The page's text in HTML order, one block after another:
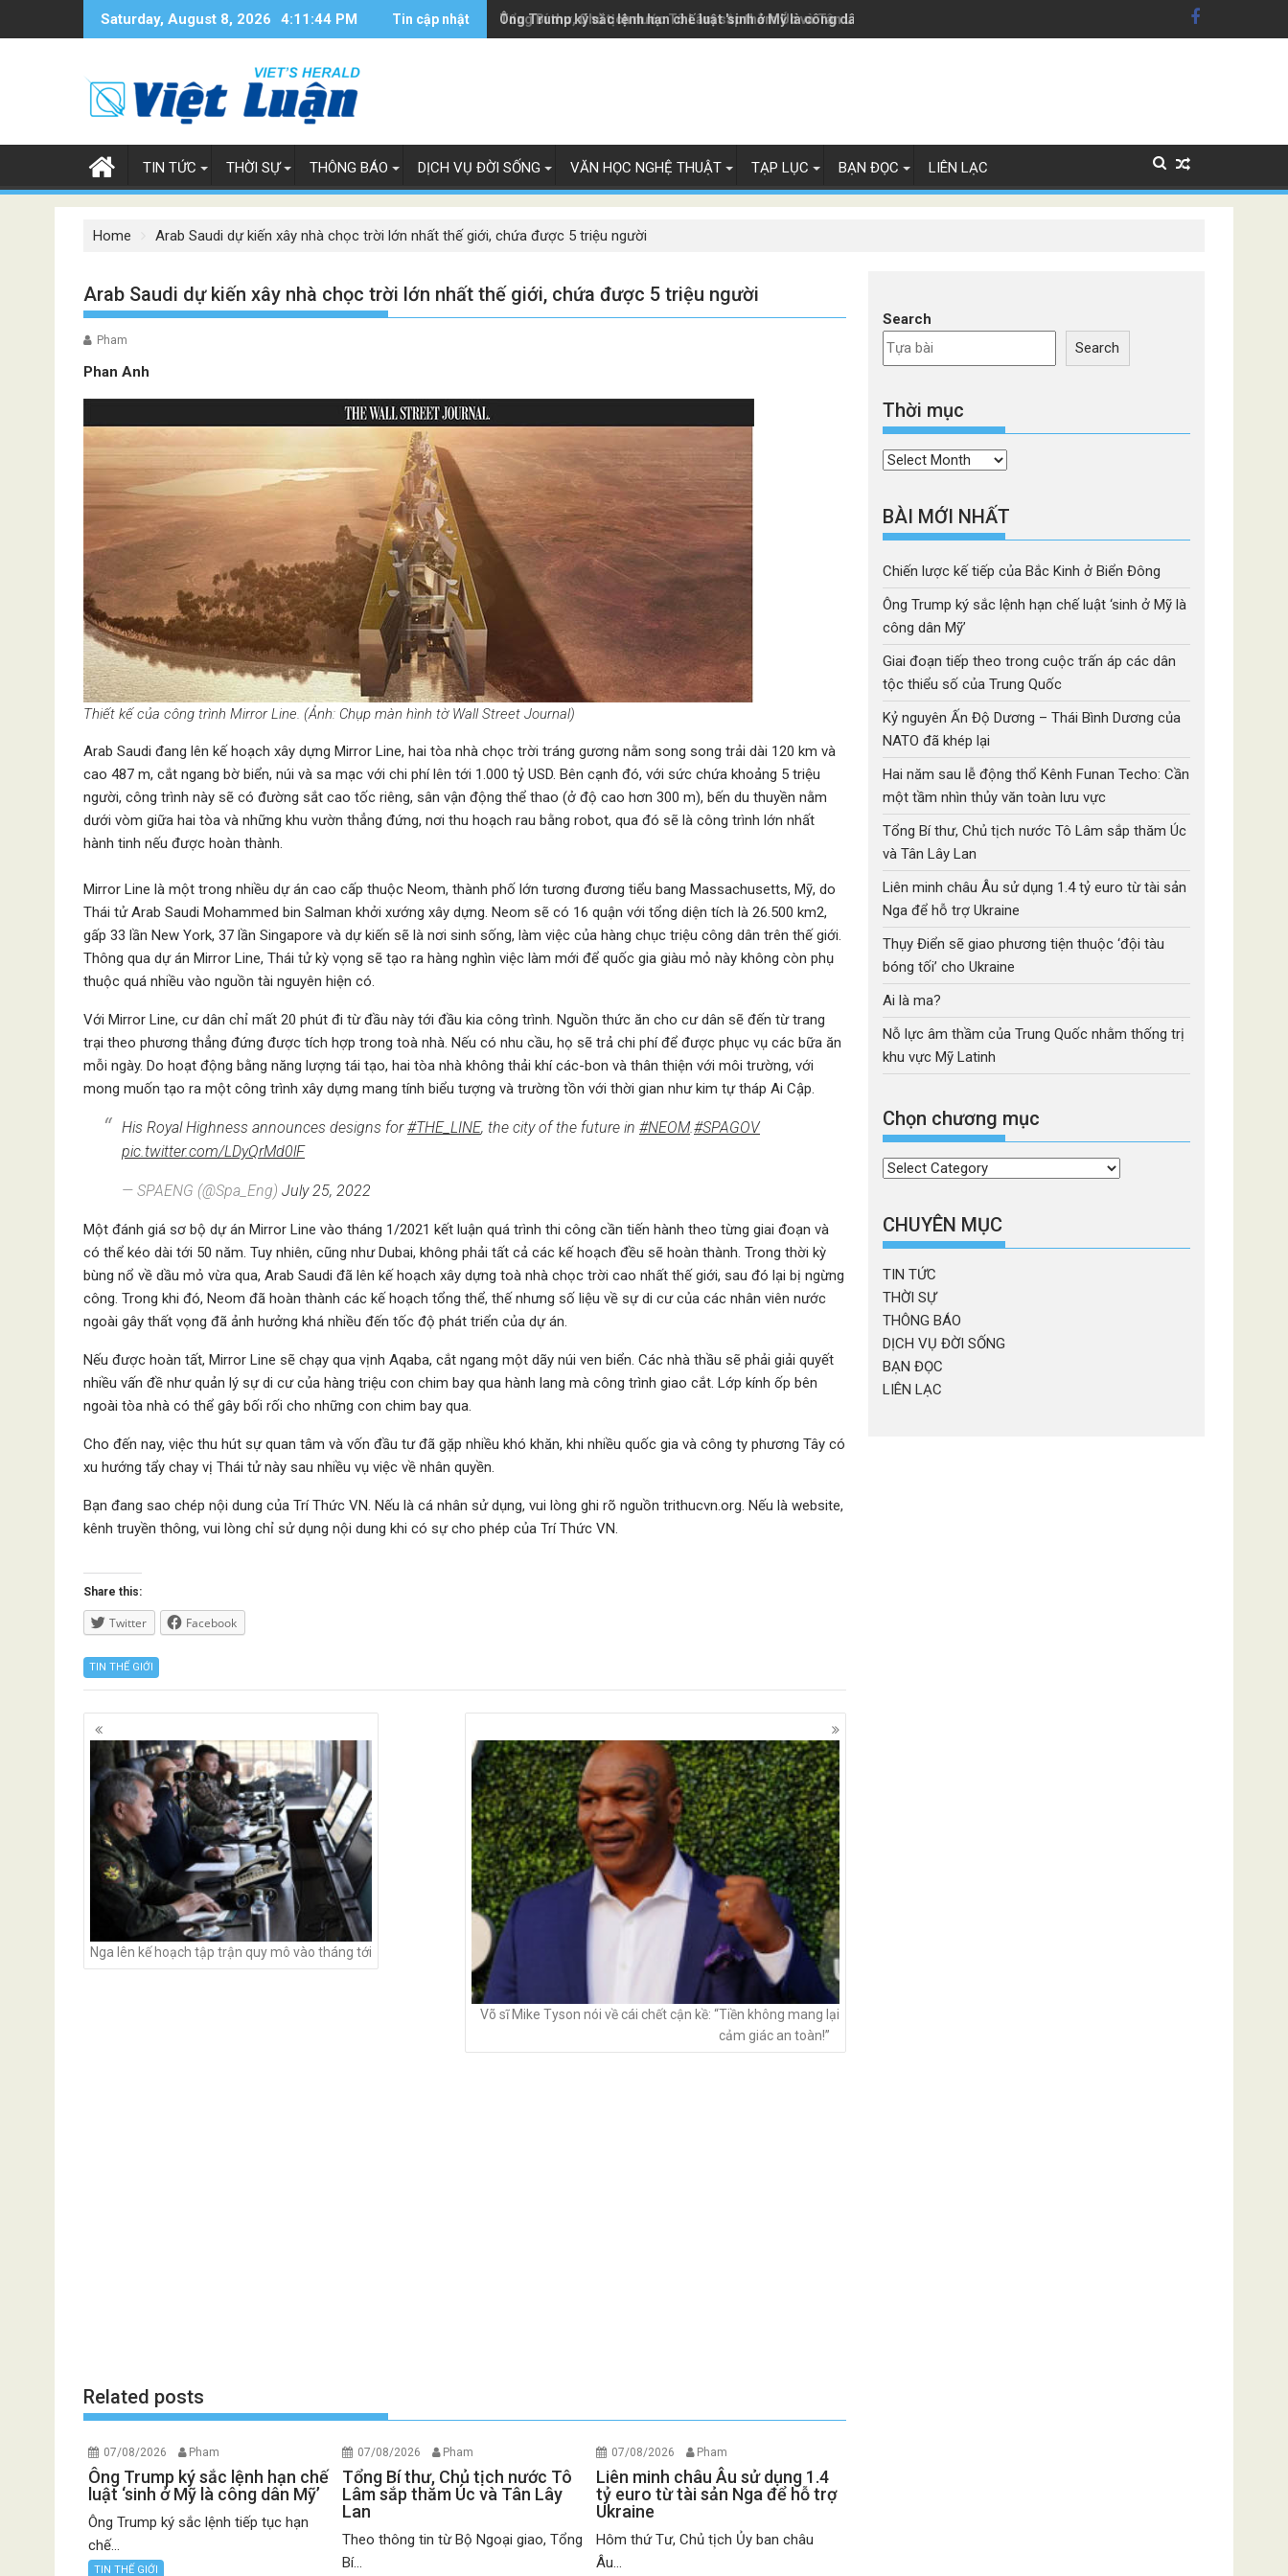
Saturday, August 8, 2026 4:11:45 PM Tin cập nhật Ông Trump ký sắc lệnh hạn chế luật 'sinh ở Mỹ là công dân Mỹ'
Tổng Bí thư, Chủ tịch nước Tô Lâm sắp thăm Úc và Tân Lây Lan
TIN TỨC THỜI SỰ THÔNG BÁO DỊCH VỤ ĐỜI SỐNG VĂN HỌC NGHỆ THUẬT TẠP LỤC BẠN ĐỌC LIÊN LẠC
Home Arab Saudi dự kiến xây nhà chọc trời lớn nhất thế giới, chứa được 5 triệu người
Arab Saudi dự kiến xây nhà chọc trời lớn nhất thế giới, chứa được 5 triệu người
Pham
Phan Anh
Thiết kế của công trình Mirror Line. (Ảnh: Chụp màn hình tờ Wall Street Journal)
Arab Saudi đang lên kế hoạch xây dựng Mirror Line, hai tòa nhà chọc trời tráng gương nằm song song trải dài 120 km và
cao 487 m, cắt ngang bờ biển, núi và sa mạc với chi phí lên tới 1.000 tỷ USD. Bên cạnh đó, với sức chứa khoảng 5 triệu
người, công trình này sẽ có đường sắt cao tốc riêng, sân vận động thể thao (ở độ cao hơn 300 m), bến du thuyền nằm
dưới vòm giữa hai tòa và những khu vườn thẳng đứng, nơi thu hoạch rau bằng robot, qua đó sẽ là công trình lớn nhất
hành tinh nếu được hoàn thành.
Mirror Line là một trong nhiều dự án cao cấp thuộc Neom, thành phố lớn tương đương tiểu bang Massachusetts, Mỹ, do
Thái tử Arab Saudi Mohammed bin Salman khởi xướng xây dựng. Neom sẽ có 16 quận với tổng diện tích là 26.500 km2,
gấp 33 lần New York, 37 lần Singapore và dự kiến sẽ là nơi sinh sống, làm việc của hàng chục triệu công dân trên thế giới.
Thông qua dự án Mirror Line, Thái tử kỳ vọng sẽ tạo ra hàng nghìn việc làm mới để quốc gia giàu mỏ này không còn phụ
thuộc quá nhiều vào nguồn tài nguyên hiện có.
Với Mirror Line, cư dân chỉ mất 20 phút đi từ đầu này tới đầu kia công trình. Nguồn thức ăn cho cư dân sẽ đến từ trang
trại theo phương thẳng đứng được tích hợp trong toà nhà. Nếu có nhu cầu, họ sẽ trả chi phí để được phục vụ các bữa ăn
mỗi ngày. Do hoạt động bằng năng lượng tái tạo, hai tòa nhà không thải khí các-bon và thân thiện với môi trường, với
mong muốn tạo ra một công trình xây dựng mang tính biểu tượng và trường tồn với thời gian như kim tự tháp Ai Cập.
His Royal Highness announces designs for#THE_LINE, the city of the future in #NEOM.#SPAGOV
pic.twitter.com/LDyQrMd0lF
— SPAENG (@Spa_Eng) July 25, 2022
Một đánh giá sơ bộ dự án Mirror Line vào tháng 1/2021 kết luận quá trình thi công cần tiến hành theo từng giai đoạn và
có thể kéo dài tới 50 năm. Tuy nhiên, cũng như Dubai, không phải tất cả các kế hoạch đều sẽ hoàn thành. Trong thời kỳ
bùng nổ về dầu mỏ vừa qua, Arab Saudi đã lên kế hoạch xây dựng toà nhà chọc trời cao nhất thế giới, sau đó lại bị ngừng
công. Trong khi đó, Neom đã hoàn thành các kế hoạch tổng thể, thế nhưng số liệu về sự di cư của các nhân viên nước
ngoài gây thất vọng đã ảnh hưởng khá nhiều đến tốc độ phát triển của dự án.
Nếu được hoàn tất, Mirror Line sẽ chạy qua vịnh Aqaba, cắt ngang một dãy núi ven biển. Các nhà thầu sẽ phải giải quyết
nhiều vấn đề như quản lý sự di cư của hàng triệu con chim bay qua hành lang mà công trình giao cắt. Lớp kính ốp bên
ngoài tòa nhà có thể gây bối rối cho những con chim bay qua.
Cho đến nay, việc thu hút sự quan tâm và vốn đầu tư đã gặp nhiều khó khăn, khi nhiều quốc gia và công ty phương Tây có
xu hướng tẩy chay vị Thái tử này sau nhiều vụ việc về nhân quyền.
Bạn đang sao chép nội dung của Trí Thức VN. Nếu là cá nhân sử dụng, vui lòng ghi rõ nguồn trithucvn.org. Nếu là website,
kênh truyền thông, vui lòng chỉ sử dụng nội dung khi có sự cho phép của Trí Thức VN.
Share this:
Twitter Facebook
TIN THẾ GIỚI
Posts
navigation
Nga lên kế hoạch tập trận quy mô vào tháng tới
Võ sĩ Mike Tyson nói về cái chết cận kề: “Tiền không mang lại
cảm giác an toàn!”
Related posts
07/08/2026 Pham
Ông Trump ký sắc lệnh hạn chế
luật ‘sinh ở Mỹ là công dân Mỹ’
Ông Trump ký sắc lệnh tiếp tục hạn
chế...
TIN THẾ GIỚI
07/08/2026 Pham
Tổng Bí thư, Chủ tịch nước Tô
Lâm sắp thăm Úc và Tân Lây
Lan
Theo thông tin từ Bộ Ngoại giao, Tổng
Bí...
07/08/2026 Pham
Liên minh châu Âu sử dụng 1.4
tỷ euro từ tài sản Nga để hỗ trợ
Ukraine
Hôm thứ Tư, Chủ tịch Ủy ban châu
Âu...
Search
Search
Thời mục
Thời
BÀI MỚI NHẤT
Chiến lược kế tiếp của Bắc Kinh ở Biển Đông
Ông Trump ký sắc lệnh hạn chế luật ‘sinh ở Mỹ là
công dân Mỹ’
Giai đoạn tiếp theo trong cuộc trấn áp các dân
tộc thiểu số của Trung Quốc
Kỷ nguyên Ấn Độ Dương – Thái Bình Dương của
NATO đã khép lại
Hai năm sau lễ động thổ Kênh Funan Techo: Cần
một tầm nhìn thủy văn toàn lưu vực
Tổng Bí thư, Chủ tịch nước Tô Lâm sắp thăm Úc
và Tân Lây Lan
Liên minh châu Âu sử dụng 1.4 tỷ euro từ tài sản
Nga để hỗ trợ Ukraine
Thụy Điển sẽ giao phương tiện thuộc ‘đội tàu
bóng tối’ cho Ukraine
Ai là ma?
Nỗ lực âm thầm của Trung Quốc nhằm thống trị
khu vực Mỹ Latinh
Chọn chương mục
Chọn
mục
CHUYÊN MỤC
TIN TỨC
THỜI SỰ
THÔNG BÁO
DỊCH VỤ ĐỜI SỐNG
BẠN ĐỌC
LIÊN LẠC